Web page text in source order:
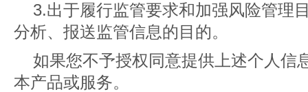
3.出于履行监管要求和加强风险管理
分析、报送监管信息的目的。
如果您不予授权同意提供上述个人信
本产品或服务。